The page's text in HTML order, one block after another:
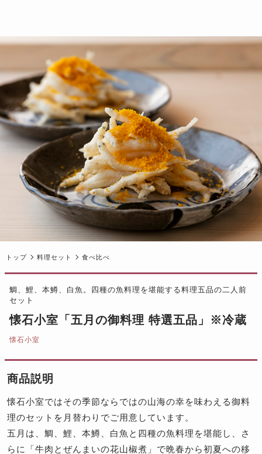
トップ 料理セット 食べ比べ
鯛、鯉、本鱒、白魚。四種の魚料理を堪能する料理五品の二人前
セット
懐石小室「五月の御料理 特選五品」※冷蔵
懐石小室
商品説明
懐石小室ではその季節ならではの山海の幸を味わえる御料
理のセットを月替わりでご用意しています。
五月は、鯛、鯉、本鱒、白魚と四種の魚料理を堪能し、さ
らに「牛肉とぜんまいの花山椒煮」で晩春から初夏への移